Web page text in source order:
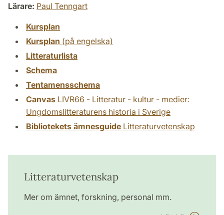
Lärare: Paul Tenngart
Kursplan
Kursplan (på engelska)
Litteraturlista
Schema
Tentamensschema
Canvas LIVR66 - Litteratur - kultur - medier:
Ungdomslitteraturens historia i Sverige
Bibliotekets ämnesguide Litteraturvetenskap
Litteraturvetenskap
Mer om ämnet, forskning, personal mm.